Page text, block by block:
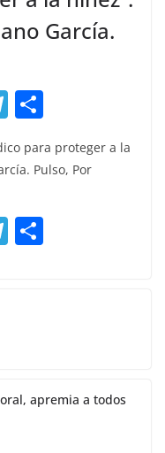
García.
T
e
a
m
m
para proteger a la
Pulso, Por
T
apremia a todos